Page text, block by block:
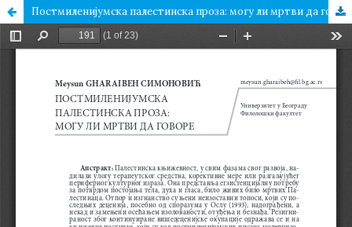
Постмиленијумска палестинска проза: могу ли мртви да говоре?